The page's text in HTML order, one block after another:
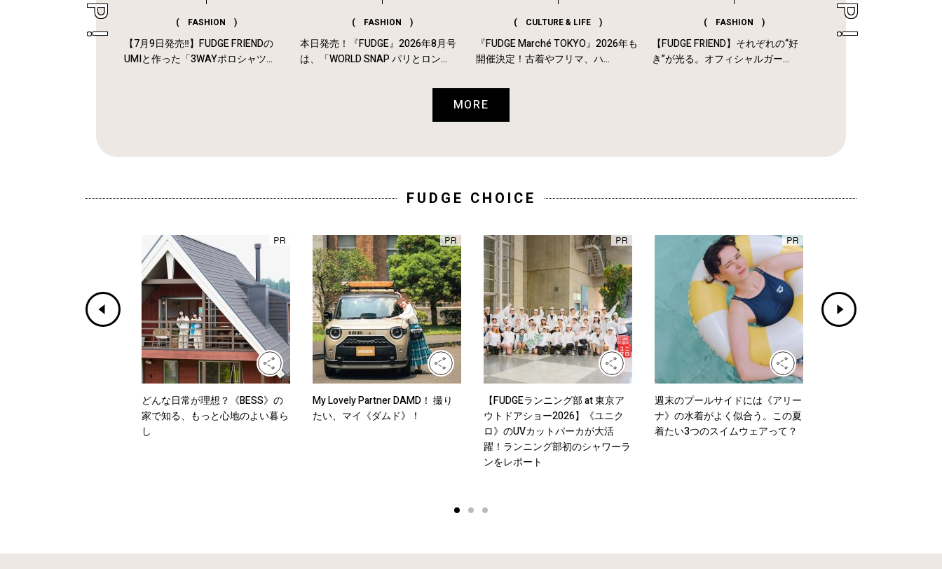
( FASHION )
【7月9日発売‼︎】FUDGE FRIENDの
UMIと作った「3WAYポロシャツ...
( FASHION )
本日発売！『FUDGE』2026年8月号
は、「WORLD SNAP パリとロン...
( CULTURE & LIFE )
『FUDGE Marché TOKYO』2026年も
開催決定！古着やフリマ、ハ...
( FASHION )
【FUDGE FRIEND】それぞれの“好
き”が光る。オフィシャルガー...
MORE
FUDGE CHOICE
どんな日常が理想？《BESS》の
家で知る、もっと心地のよい暮ら
し
My Lovely Partner DAMD！ 撮り
たい、マイ《ダムド》！
【FUDGEランニング部 at 東京ア
ウトドアショー2026】《ユニク
ロ》のUVカットパーカが大活
躍！ランニング部初のシャワーラ
ンをレポート
週末のプールサイドには《アリー
ナ》の水着がよく似合う。この夏
着たい3つのスイムウェアって？